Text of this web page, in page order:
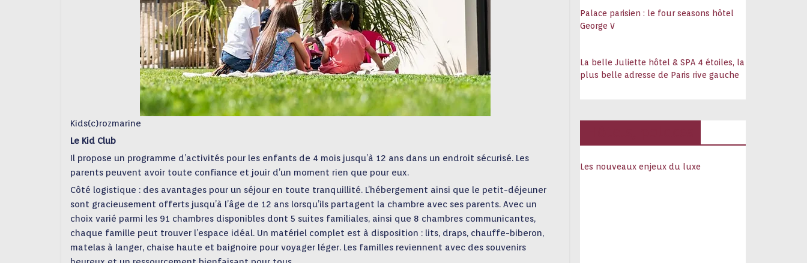
Kids(c)rozmarine
Le Kid Club
Il propose un programme d’activités pour les enfants de 4 mois jusqu’à 12 ans dans un endroit sécurisé. Les
parents peuvent avoir toute confiance et jouir d’un moment rien que pour eux.
Côté logistique : des avantages pour un séjour en toute tranquillité. L’hébergement ainsi que le petit-déjeuner
sont gracieusement offerts jusqu’à l’âge de 12 ans lorsqu’ils partagent la chambre avec ses parents. Avec un
choix varié parmi les 91 chambres disponibles dont 5 suites familiales, ainsi que 8 chambres communicantes,
chaque famille peut trouver l’espace idéal. Un matériel complet est à disposition : lits, draps, chauffe-biberon,
matelas à langer, chaise haute et baignoire pour voyager léger. Les familles reviennent avec des souvenirs
Palace parisien : le four seasons hôtel
George V
La belle Juliette hôtel & SPA 4 étoiles, la
plus belle adresse de Paris rive gauche
Les nouveaux enjeux du luxe